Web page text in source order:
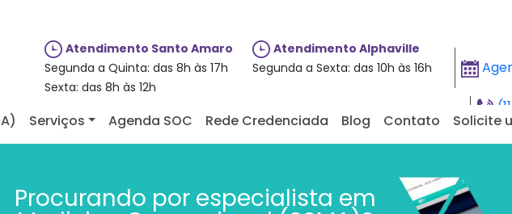
Atendimento Santo Amaro
Segunda a Quinta: das 8h às 17h
Sexta: das 8h às 12h
Atendimento Alphaville
Segunda a Sexta: das 10h às 16h
Serviços Agenda SOC Rede Credenciada Blog Contato Solicite
Procurando por especialista em